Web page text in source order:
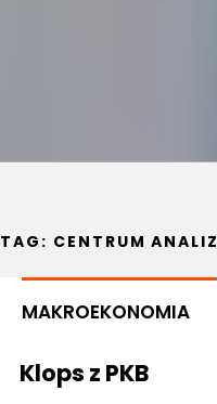
TAG: CENTRUM ANALIZ
MAKROEKONOMIA
Klops z PKB